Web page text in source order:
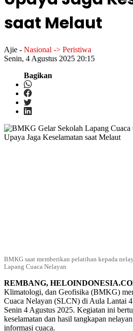
saat Melaut
Ajie - Nasional -> Peristiwa
Senin, 4 Agustus 2025 20:15
Bagikan
BMKG saat memberikan pelatihan kepada
Lapang Cuaca Nelayan
REMBANG,
Klimatologi, dan Geofisika (BMKG)
Cuaca Nelayan (SLCN) di Aula Lantai
Senin 4 Agustus 2025. Kegiatan ini
keselamatan dan hasil tangkapan
informasi cuaca.